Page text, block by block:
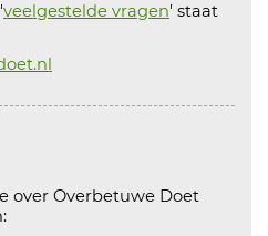
veelgestelde vragen' staat
over Overbetuwe Doet
Aanvinken om informatie over